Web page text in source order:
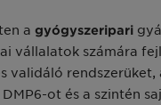
agyógyszeripari
vállalatok számára
validáló rendszerüket,
ot és a szintén